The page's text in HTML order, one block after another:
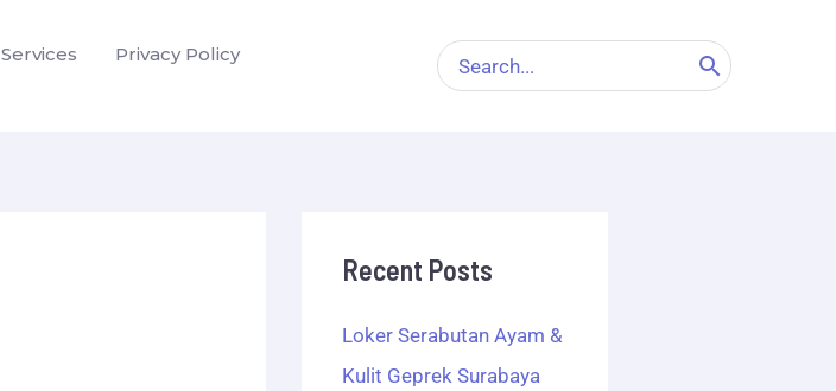
Services
Privacy Policy
Search
for:
Recent Posts
Loker Serabutan Ayam &
Kulit Geprek Surabaya